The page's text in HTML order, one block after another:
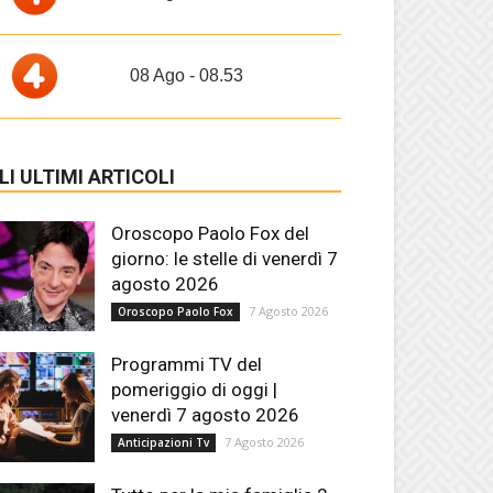
08 Ago - 08.53
ULTIMI ARTICOLI
Oroscopo Paolo Fox del
giorno: le stelle di venerdì 7
agosto 2026
Oroscopo Paolo Fox 7 Agosto 2026
Programmi TV del
pomeriggio di oggi |
venerdì 7 agosto 2026
Anticipazioni Tv 7 Agosto 2026